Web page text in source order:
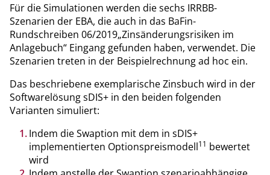
Für die Simulationen werden die sechs IRRBB-
Szenarien der EBA, die auch in das BaFin-
Rundschreiben 06/2019„Zinsänderungsrisiken im
Anlagebuch“ Eingang gefunden haben, verwendet. Die
Szenarien treten in der Beispielrechnung ad hoc ein.
Das beschriebene exemplarische Zinsbuch wird in der
Softwarelösung sDIS+ in den beiden folgenden
Varianten simuliert:
Indem die Swaption mit dem in sDIS+
implementierten Optionspreismodell11 bewertet
wird